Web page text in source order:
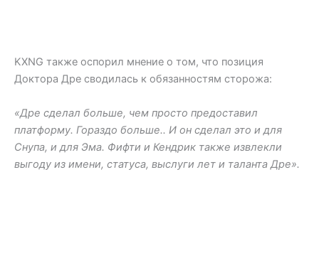
KXNG также оспорил мнение о том, что позиция
Доктора Дре сводилась к обязанностям сторожа:
«Дре сделал больше, чем просто предоставил
платформу. Гораздо больше.. И он сделал это и для
Снупа, и для Эма. Фифти и Кендрик также извлекли
выгоду из имени, статуса, выслуги лет и таланта Дре».